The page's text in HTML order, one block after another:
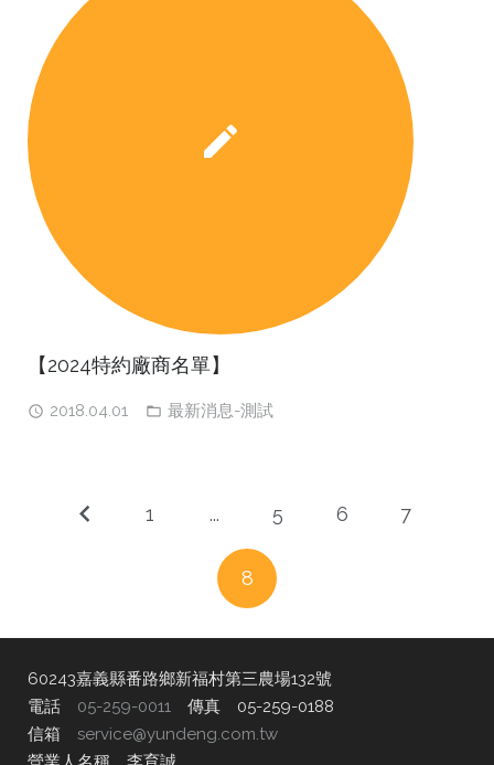
【2024特約廠商名單】
2018.04.01 最新消息-測試
1 ... 5 6 7
8
60243嘉義縣番路鄉新福村第三農場132號
電話 05-259-0011 傳真 05-259-0188
信箱 service@yundeng.com.tw